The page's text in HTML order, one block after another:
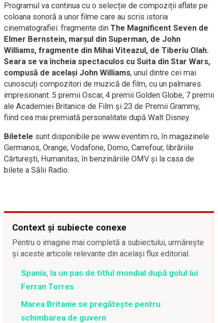
Programul va continua cu o selecție de compoziții aflate pe
coloana sonoră a unor filme care au scris istoria
cinematografiei: fragmente din The Magnificent Seven de
Elmer Bernstein, marșul din Superman, de John
Williams, fragmente din Mihai Viteazul, de Tiberiu Olah.
Seara se va încheia spectaculos cu Suita din Star Wars,
compusă de același John Williams, unul dintre cei mai
cunoscuți compozitori de muzică de film, cu un palmares
impresionant: 5 premii Oscar, 4 premii Golden Globe, 7 premii
ale Academiei Britanice de Film și 23 de Premii Grammy,
fiind cea mai premiată personalitate după Walt Disney.
Biletele sunt disponibile pe www.eventim.ro, în magazinele
Germanos, Orange, Vodafone, Domo, Carrefour, librăriile
Cărtureşti, Humanitas, în benzinăriile OMV şi la casa de
bilete a Sălii Radio.
Context și subiecte conexe
Pentru o imagine mai completă a subiectului, urmărește
și aceste articole relevante din același flux editorial.
Spania, la un pas de titlul mondial după golul lui
Ferran Torres
Marea Britanie se pregătește pentru
schimbarea de guvern